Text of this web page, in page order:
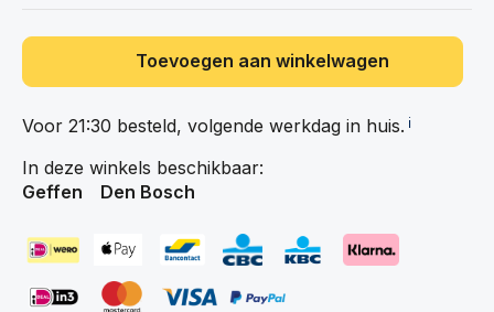
Toevoegen aan winkelwagen
Voor 21:30 besteld, volgende werkdag in huis. ℹ️
In deze winkels beschikbaar:
Geffen
Den Bosch